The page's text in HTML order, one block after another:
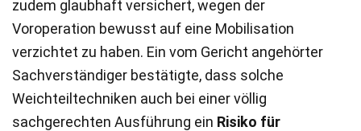
zudem glaubhaft versichert, wegen der
Voroperation bewusst auf eine Mobilisation
verzichtet zu haben. Ein vom Gericht angehörter
Sachverständiger bestätigte, dass solche
Weichteiltechniken auch bei einer völlig
sachgerechten Ausführung ein Risiko für